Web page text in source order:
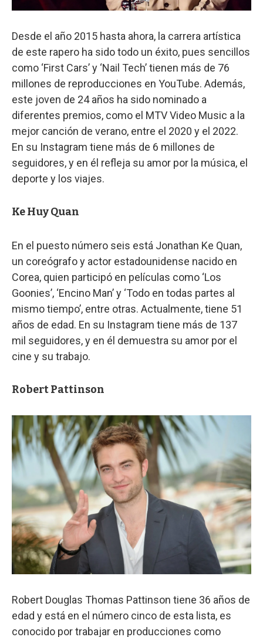
Desde el año 2015 hasta ahora, la carrera artística
de este rapero ha sido todo un éxito, pues sencillos
como ‘First Cars’ y ‘Nail Tech’ tienen más de 76
millones de reproducciones en YouTube. Además,
este joven de 24 años ha sido nominado a
diferentes premios, como el MTV Video Music a la
mejor canción de verano, entre el 2020 y el 2022.
En su Instagram tiene más de 6 millones de
seguidores, y en él refleja su amor por la música, el
deporte y los viajes.
Ke Huy Quan
En el puesto número seis está Jonathan Ke Quan,
un coreógrafo y actor estadounidense nacido en
Corea, quien participó en películas como ‘Los
Goonies’, ‘Encino Man’ y ‘Todo en todas partes al
mismo tiempo’, entre otras. Actualmente, tiene 51
años de edad. En su Instagram tiene más de 137
mil seguidores, y en él demuestra su amor por el
cine y su trabajo.
Robert Pattinson
Robert Douglas Thomas Pattinson tiene 36 años de
edad y está en el número cinco de esta lista, es
conocido por trabajar en producciones como